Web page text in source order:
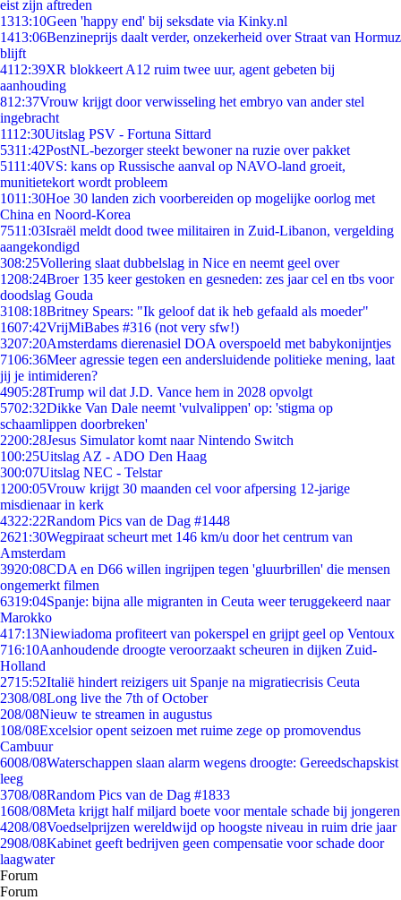
eist zijn aftreden
1313:10Geen 'happy end' bij seksdate via Kinky.nl
1413:06Benzineprijs daalt verder, onzekerheid over Straat van Hormuz
blijft
4112:39XR blokkeert A12 ruim twee uur, agent gebeten bij
aanhouding
812:37Vrouw krijgt door verwisseling het embryo van ander stel
ingebracht
1112:30Uitslag PSV - Fortuna Sittard
5311:42PostNL-bezorger steekt bewoner na ruzie over pakket
5111:40VS: kans op Russische aanval op NAVO-land groeit,
munitietekort wordt probleem
1011:30Hoe 30 landen zich voorbereiden op mogelijke oorlog met
China en Noord-Korea
7511:03Israël meldt dood twee militairen in Zuid-Libanon, vergelding
aangekondigd
308:25Vollering slaat dubbelslag in Nice en neemt geel over
1208:24Broer 135 keer gestoken en gesneden: zes jaar cel en tbs voor
doodslag Gouda
3108:18Britney Spears: "Ik geloof dat ik heb gefaald als moeder"
1607:42VrijMiBabes #316 (not very sfw!)
3207:20Amsterdams dierenasiel DOA overspoeld met babykonijntjes
7106:36Meer agressie tegen een andersluidende politieke mening, laat
jij je intimideren?
4905:28Trump wil dat J.D. Vance hem in 2028 opvolgt
5702:32Dikke Van Dale neemt 'vulvalippen' op: 'stigma op
schaamlippen doorbreken'
2200:28Jesus Simulator komt naar Nintendo Switch
100:25Uitslag AZ - ADO Den Haag
300:07Uitslag NEC - Telstar
1200:05Vrouw krijgt 30 maanden cel voor afpersing 12-jarige
misdienaar in kerk
4322:22Random Pics van de Dag #1448
2621:30Wegpiraat scheurt met 146 km/u door het centrum van
Amsterdam
3920:08CDA en D66 willen ingrijpen tegen 'gluurbrillen' die mensen
ongemerkt filmen
6319:04Spanje: bijna alle migranten in Ceuta weer teruggekeerd naar
Marokko
417:13Niewiadoma profiteert van pokerspel en grijpt geel op Ventoux
716:10Aanhoudende droogte veroorzaakt scheuren in dijken Zuid-
Holland
2715:52Italië hindert reizigers uit Spanje na migratiecrisis Ceuta
2308/08Long live the 7th of October
208/08Nieuw te streamen in augustus
108/08Excelsior opent seizoen met ruime zege op promovendus
Cambuur
6008/08Waterschappen slaan alarm wegens droogte: Gereedschapskist
leeg
3708/08Random Pics van de Dag #1833
1608/08Meta krijgt half miljard boete voor mentale schade bij jongeren
4208/08Voedselprijzen wereldwijd op hoogste niveau in ruim drie jaar
2908/08Kabinet geeft bedrijven geen compensatie voor schade door
laagwater
Forum
Forum